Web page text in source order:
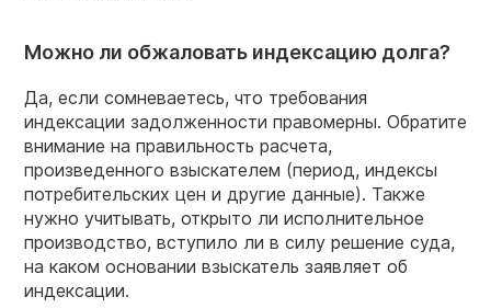
Можно ли обжаловать индексацию долга?
Да, если сомневаетесь, что требования
индексации задолженности правомерны. Обратите
внимание на правильность расчета,
произведенного взыскателем (период, индексы
потребительских цен и другие данные). Также
нужно учитывать, открыто ли исполнительное
производство, вступило ли в силу решение суда,
на каком основании взыскатель заявляет об
индексации.